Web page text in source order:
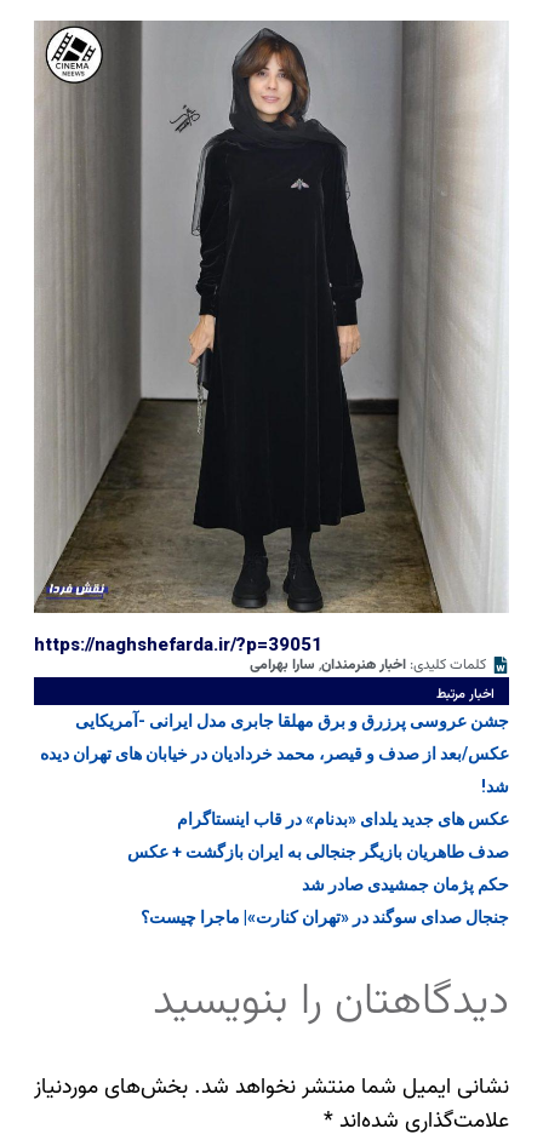
https://naghshefarda.ir/?p=39051
کلمات کلیدی: اخبار هنرمندان, سارا بهرامی
اخبار مرتبط
جشن عروسی پرزرق و برق مهلقا جابری مدل ایرانی -آمریکایی
عکس/بعد از صدف و قیصر، محمد خردادیان در خیابان های تهران دیده
شد!
عکس های جدید یلدای «بدنام» در قاب اینستاگرام
صدف طاهریان بازیگر جنجالی به ایران بازگشت + عکس
حکم پژمان جمشیدی صادر شد
جنجال صدای سوگند در «تهران کنارت»| ماجرا چیست؟
دیدگاهتان را بنویسید
نشانی ایمیل شما منتشر نخواهد شد. بخش‌های موردنیاز
علامت‌گذاری شده‌اند*